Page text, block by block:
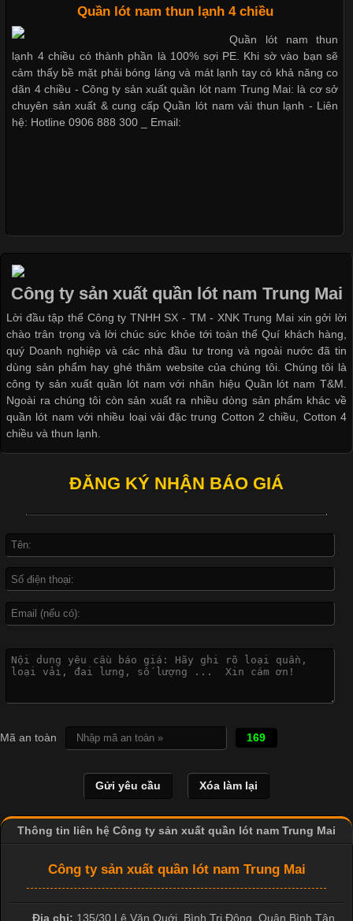
Cập nhật 2026-05-20 14:58:56
Vải thun là một trong những chất liệu được sử dụng rộng rãi
nhất trong ngành thời trang nhờ đặc tính co giãn, mềm mại và
thoải mái khi mặc. Từ áo thun, đồ thể thao cho đến đồ lót nam,
vải thun luôn đóng vai trò quan trọng trong quá trình sản xuất.
Hiện nay, nhu cầu tìm kiếm quần lót nam giá
Các Form Áo Thun Phổ Biến Hiện Nay Và Xu Hướng Trong
Ngành May Mặc Áo thun là một trong những trang phục quen
thuộc và được sử dụng phổ biến nhất hiện nay. Không chỉ đa
dạng về màu sắc hay chất liệu, áo thun còn có nhiều form dáng
khác nhau để phù hợp với từng phong cách thời trang và nhu
cầu
Khám Phá Áo Phông Trang Phục Phổ Biến Nhất Hiện Nay
Áo phông là một trong những trang phục phổ biến nhất trong
được ứng dụng rộng rãi trong ngành sản xuất may mặc, đặc
Đại
Cập nhật 2026-04-21 15:41:03
In Chuyển Nhiệt Là Gì? Công Nghệ In Hiện Đại Trong Ngành
May Mặc Trong ngành in ấn và thời trang, in chuyển nhiệt đang
hình ảnh sắc nét và bền màu. Đặc biệt, kỹ thuật này được ứng
dụng rộng rãi trong sản xuất áo thun, đồ thể thao
Quần lót nam thun lạnh 4 chiều
Quần lót nam thun
lạnh 4 chiều có thành phần là 100% sợi PE. Khi sờ vào bạn sẽ
cảm thấy bề mặt phải bóng láng và mát lạnh tay có khả năng co
dãn 4 chiều - Công ty sản xuất quần lót nam Trung Mai: là cơ sở
chuyên sản xuất & cung cấp Quần lót nam vải thun lạnh - Liên
hệ: Hotline 0906 888 300 _ Email:
Công ty sản xuất quần lót nam Trung Mai
Lời đầu tập thể Công ty TNHH SX - TM - XNK Trung Mai xin gởi lời
chào trân trọng và lời chúc sức khỏe tới toàn thể Quí khách hàng,
quý Doanh nghiệp và các nhà đầu tư trong và ngoài nước đã tin
dùng sản phẩm hay ghé thăm website của chúng tôi. Chúng tôi là
công ty sản xuất quần lót nam với nhãn hiệu Quần lót nam T&M.
Ngoài ra chúng tôi còn sản xuất ra nhiều dòng sản phẩm khác về
quần lót nam với nhiều loại vải đặc trung Cotton 2 chiều, Cotton 4
chiều và thun lạnh.
ĐĂNG KÝ NHẬN BÁO GIÁ
Mã an toàn 169
Thông tin liên hệ Công ty sản xuất quần lót nam Trung Mai
Công ty sản xuất quần lót nam Trung Mai
Địa chỉ: 135/30 Lê Văn Quới, Bình Trị Đông Quận Bình Tân